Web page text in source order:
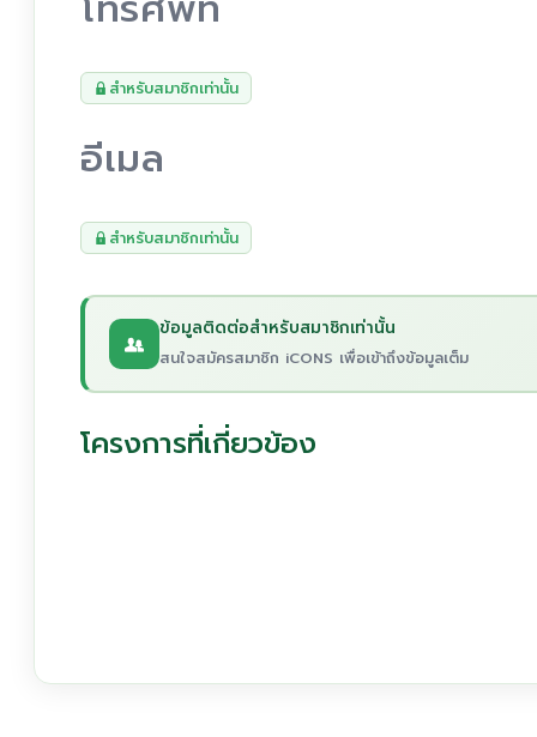
สำหรับสมาชิกเท่านั้น
อีเมล
สำหรับสมาชิกเท่านั้น
ข้อมูลติดต่อสำหรับสมาชิกเท่านั้น
สนใจสมัครสมาชิก iCONS เพื่อเข้าถึงข้อมูลเต็ม
โครงการที่เกี่ยวข้อง